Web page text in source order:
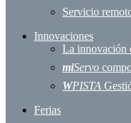
Servicio
Innovaciones
La innovación
miServo
WPISTA
Ferias